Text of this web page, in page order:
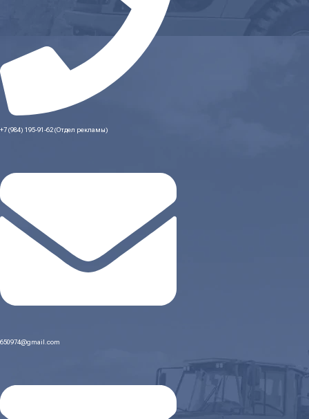
+7 (984) 195-91-62 (Отдел рекламы)
650974@gmail.com